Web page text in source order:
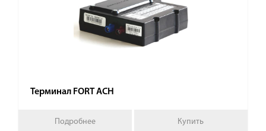
Терминал FORT АСН
Подробнее Купить